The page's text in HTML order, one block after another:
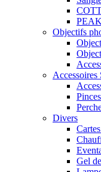
Objectifs
Accessoires
Divers
Gel